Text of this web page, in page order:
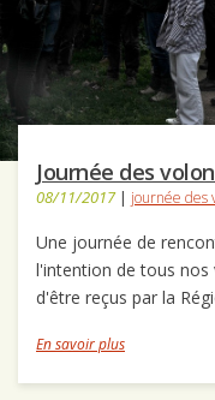
Journée des
08/11/2017 | journée des
Une journée de
l'intention de tous nos
d'être reçus par la
En savoir plus